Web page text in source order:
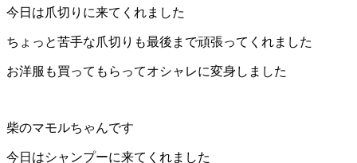
今日は爪切りに来てくれました
ちょっと苦手な爪切りも最後まで頑張ってくれました
お洋服も買ってもらってオシャレに変身しました
柴のマモルちゃんです
今日はシャンプーに来てくれました